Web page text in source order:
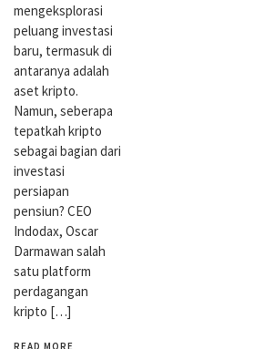
mengeksplorasi
peluang investasi
baru, termasuk di
antaranya adalah
aset kripto.
Namun, seberapa
tepatkah kripto
sebagai bagian dari
investasi
persiapan
pensiun? CEO
Indodax, Oscar
Darmawan salah
satu platform
perdagangan
kripto […]
READ MORE